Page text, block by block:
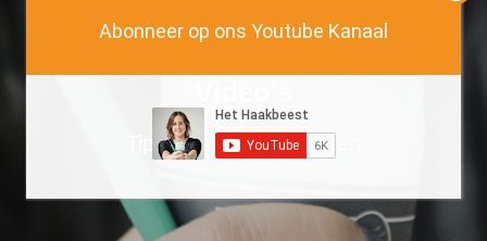
Tips voor knuffels haken
Abonneer op ons Youtube Kanaal